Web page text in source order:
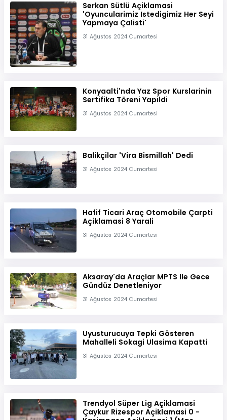
Serkan Sütlü Açiklamasi
'Oyuncularimiz Istedigimiz Her Seyi
Yapmaya Çalisti'
31 Ağustos 2024 Cumartesi
Konyaalti'nda Yaz Spor Kurslarinin
Sertifika Töreni Yapildi
31 Ağustos 2024 Cumartesi
Balikçilar 'Vira Bismillah' Dedi
31 Ağustos 2024 Cumartesi
Hafif Ticari Araç Otomobile Çarpti
Açiklamasi 8 Yarali
31 Ağustos 2024 Cumartesi
Aksaray'da Araçlar MPTS Ile Gece
Gündüz Denetleniyor
31 Ağustos 2024 Cumartesi
Uyusturucuya Tepki Gösteren
Mahalleli Sokagi Ulasima Kapatti
31 Ağustos 2024 Cumartesi
Trendyol Süper Lig Açiklamasi
Çaykur Rizespor Açiklamasi 0 -